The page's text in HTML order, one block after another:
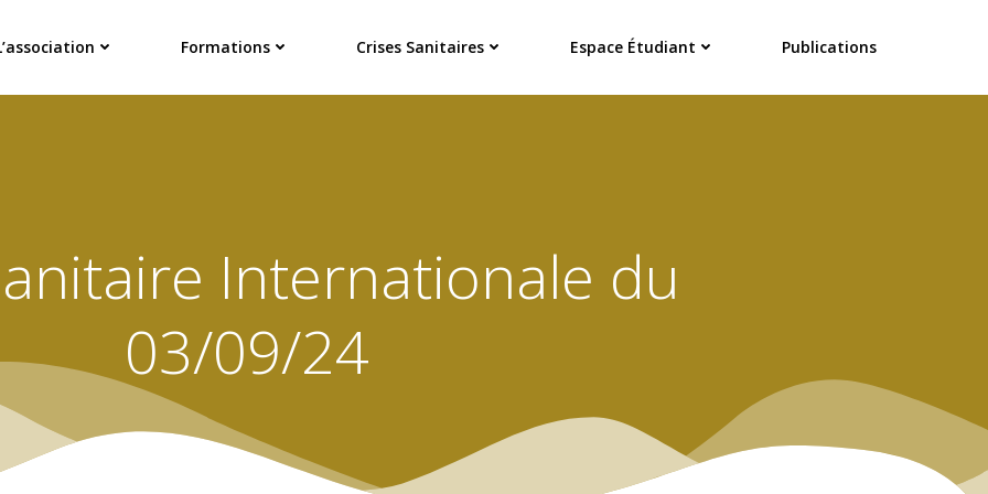
Formations Crises Sanitaires Espace Étudiant Publications
Internationale du
03/09/24